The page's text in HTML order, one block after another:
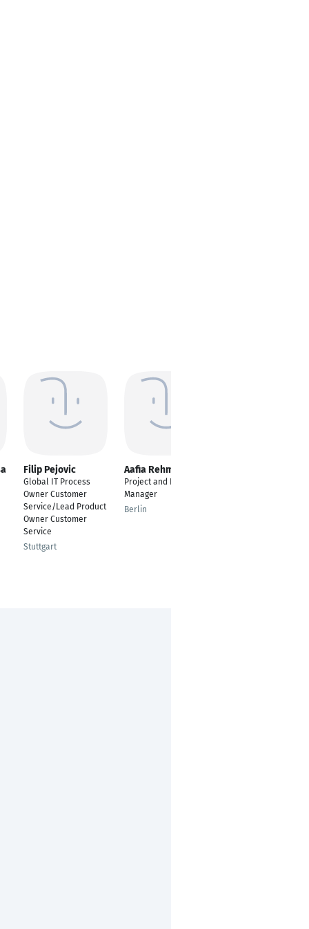
Filip Pejovic
Global IT Process
Owner Customer
Service/Lead Product
Owner Customer
Service
Stuttgart
Aafia Rehman
Project and Product
Manager
Berlin